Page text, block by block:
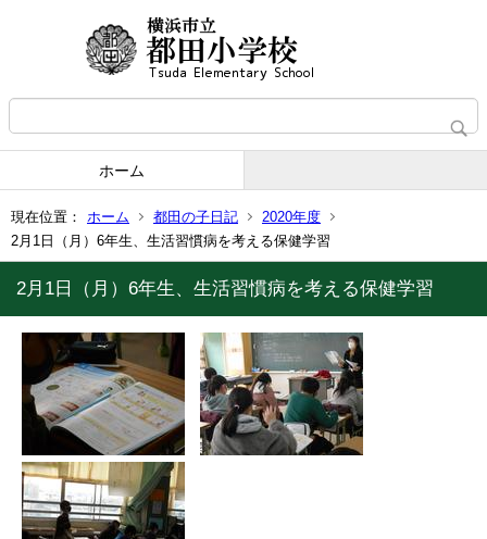
ホーム
現在位置： ホーム 都田の子日記
2020年度
2月1日（月）6年生、生活習慣病を考える保健学習
2月1日（月）6年生、生活習慣病を考える保健学習